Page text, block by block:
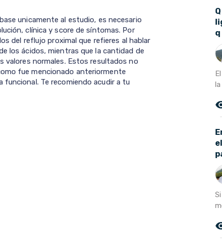
unicamente al estudio, es necesario
clínica y score de síntomas. Por
del reflujo proximal que refieres al hablar
los ácidos, mientras que la cantidad de
valores normales. Estos resultados no
fue mencionado anteriormente
funcional. Te recomiendo acudir a tu